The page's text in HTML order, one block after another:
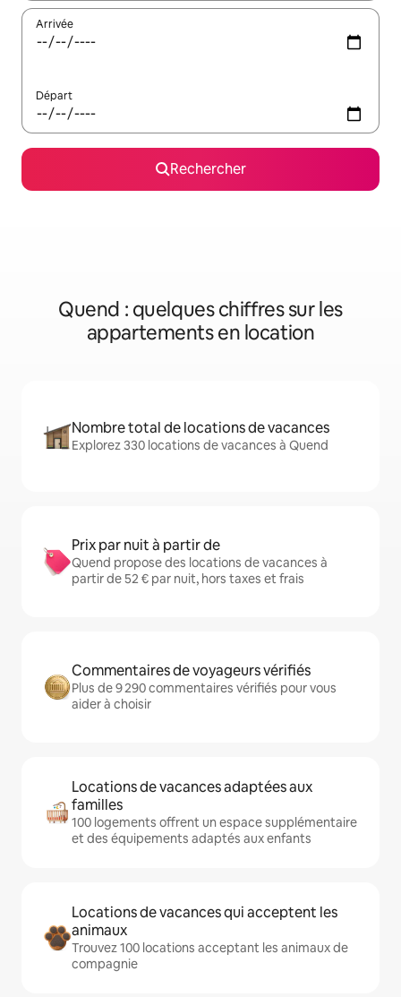
Arrivée
Départ
Rechercher
Quend : quelques chiffres sur les
appartements en location
Nombre total de locations de vacances
Explorez 330 locations de vacances à Quend
Prix par nuit à partir de
Quend propose des locations de vacances à
partir de 52 € par nuit, hors taxes et frais
Commentaires de voyageurs vérifiés
Plus de 9 290 commentaires vérifiés pour vous
aider à choisir
Locations de vacances adaptées aux
familles
100 logements offrent un espace supplémentaire
et des équipements adaptés aux enfants
Locations de vacances qui acceptent les
animaux
Trouvez 100 locations acceptant les animaux de
compagnie